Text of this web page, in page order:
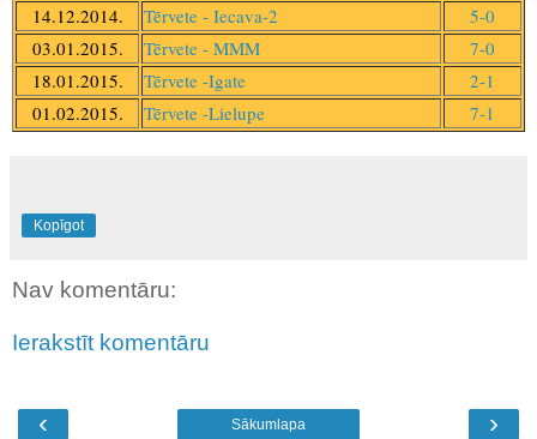
14.12.2014.
Tērvete - Iecava-2
5-0
03.01.2015.
Tērvete - MMM
7-0
18.01.2015.
Tērvete -Igate
2-1
01.02.2015.
Tērvete -Lielupe 7-1
Kopīgot
Nav komentāru:
Ierakstīt komentāru
‹ ›
Sākumlapa